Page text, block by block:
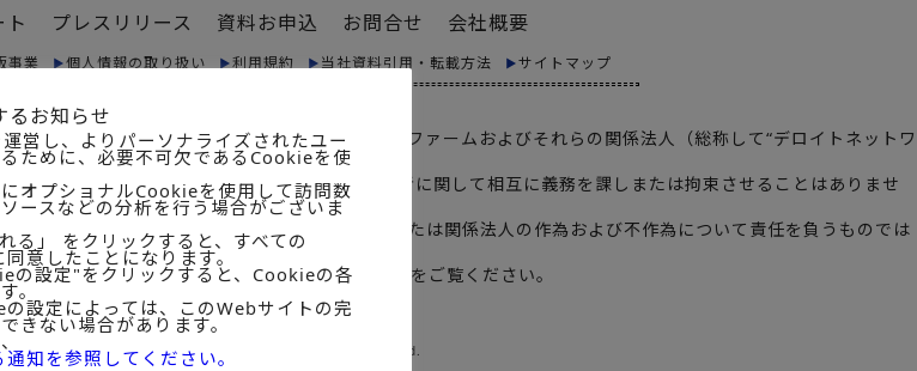
るお知らせ
営し、よりパーソナライズされたユー
ために、必要不可欠であるCookieを使
オプショナルCookieを使用して訪問数
ースなどの分析を行う場合がございま
れる」 をクリックすると、すべての
意したことになります。
の設定"をクリックすると、Cookieの各
。
設定によっては、このWebサイトの完
きない場合があります。
知を参照してください。
プレスリリース 資料お申込 お問合せ 会社概要
事業 個人情報の取り扱い 利用規約 当社資料引用・転載方法 サイトマップ
詳細は 利用規定
ローバルネットワーク組織を構成するメンバーファームおよびそれらの関係法人（総称して“デロイトネットワ
のひとつまたは複数を指します。
れ法的に独立した別個の組織体であり、第三者に関して相互に義務を課しまたは拘束させることはありませ
ん。
ついてのみ責任を負い、互いに他のファームまたは関係法人の作為および不作為について責任を負うものでは
ありません。
いません。詳細はwww.deloitte.com/jp/about をご覧ください。
MIC Research Institute Co., Ltd. All Rights Reserved.